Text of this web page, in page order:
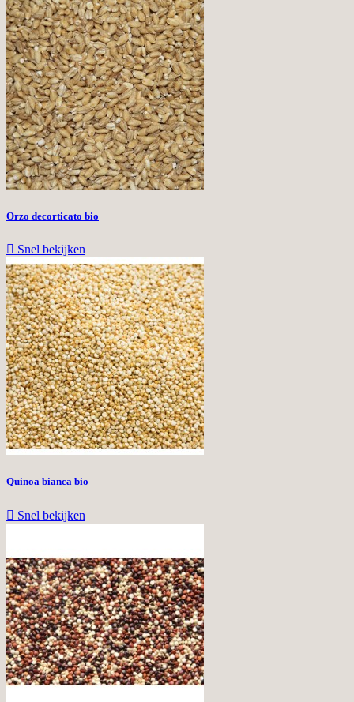
Orzo decorticato bio
 Snel bekijken
Quinoa bianca bio
 Snel bekijken